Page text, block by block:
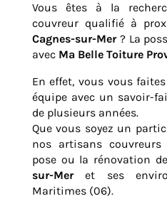
Vous êtes à la
couvreur qualifié à
Cagnes-sur-Mer? La
avec Ma Belle Toiture
En effet, vous vous
équipe avec un savoir-
de plusieurs années.
Que vous soyez un
nos artisans
pose ou la rénovation
sur-Meret ses
Maritimes (06).